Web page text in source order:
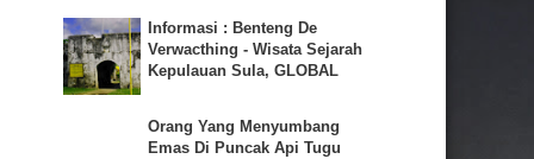
Informasi : Benteng De
Verwacthing - Wisata Sejarah
Kepulauan Sula, GLOBAL
Orang Yang Menyumbang
Emas Di Puncak Api Tugu